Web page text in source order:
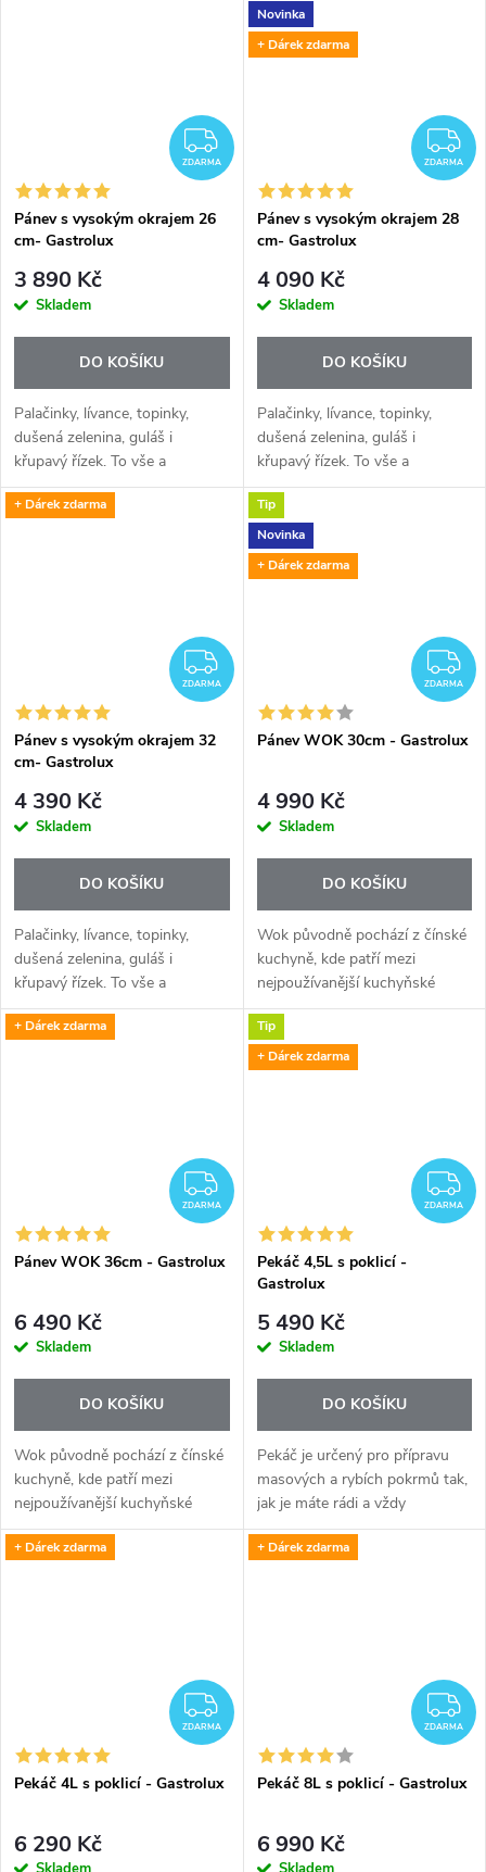
pánvích Gastrolux. Indukční
deska vyžaduje...
ZDARMA
ZDARMA
Pánev s vysokým okrajem 26
cm- Gastrolux
3 890 Kč
Skladem
DO KOŠÍKU
Palačinky, lívance, topinky,
dušená zelenina, guláš i
křupavý řízek. To vše a
mnohem víc připravíte na
vysoce kvalitních indukčních
Novinka
+ Dárek zdarma
ZDARMA
Pánev s vysokým okrajem 28
cm- Gastrolux
4 090 Kč
Skladem
DO KOŠÍKU
Palačinky, lívance, topinky,
dušená zelenina, guláš i
křupavý řízek. To vše a
mnohem víc připravíte na
vysoce kvalitních indukčních
pánvích Gastrolux. Indukční
deska vyžaduje...
+ Dárek zdarma
ZDARMA
ZDARMA
Pánev s vysokým okrajem 32
cm- Gastrolux
4 390 Kč
Skladem
DO KOŠÍKU
Palačinky, lívance, topinky,
dušená zelenina, guláš i
křupavý řízek. To vše a
mnohem víc připravíte na
vysoce kvalitních indukčních
Tip
Novinka
+ Dárek zdarma
ZDARMA
Pánev WOK 30cm - Gastrolux
4 990 Kč
Skladem
DO KOŠÍKU
Wok původně pochází z čínské
kuchyně, kde patří mezi
nejpoužívanější kuchyňské
nádoby. Dnes je však
nepostradatelný i v moderní
evropské kuchyni – a indukční
+ Dárek zdarma
ZDARMA
ZDARMA
Pánev WOK 36cm - Gastrolux
6 490 Kč
Skladem
DO KOŠÍKU
Wok původně pochází z čínské
kuchyně, kde patří mezi
nejpoužívanější kuchyňské
nádoby. Dnes je však
nepostradatelný i v moderní
Tip
+ Dárek zdarma
ZDARMA
Pekáč 4,5L s poklicí -
Gastrolux
5 490 Kč
Skladem
DO KOŠÍKU
Pekáč je určený pro přípravu
masových a rybích pokrmů tak,
jak je máte rádi a vždy
s úspěchem. Ke každému
pekáči patří skleněná
+ Dárek zdarma
ZDARMA
ZDARMA
Pekáč 4L s poklicí - Gastrolux
6 290 Kč
+ Dárek zdarma
ZDARMA
Pekáč 8L s poklicí - Gastrolux
6 990 Kč